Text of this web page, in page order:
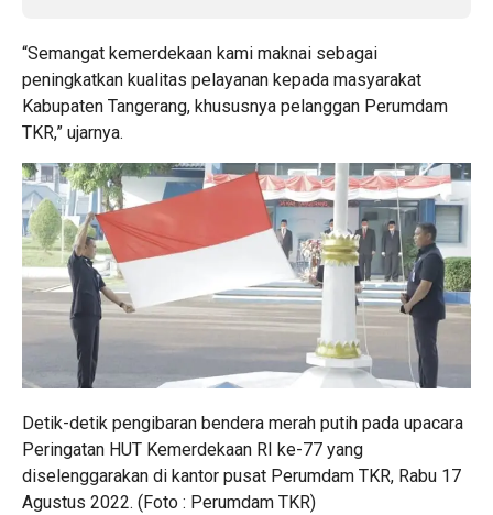
“Semangat kemerdekaan kami maknai sebagai
peningkatkan kualitas pelayanan kepada masyarakat
Kabupaten Tangerang, khususnya pelanggan Perumdam
TKR,” ujarnya.
Detik-detik pengibaran bendera merah putih pada upacara
Peringatan HUT Kemerdekaan RI ke-77 yang
diselenggarakan di kantor pusat Perumdam TKR, Rabu 17
Agustus 2022. (Foto : Perumdam TKR)